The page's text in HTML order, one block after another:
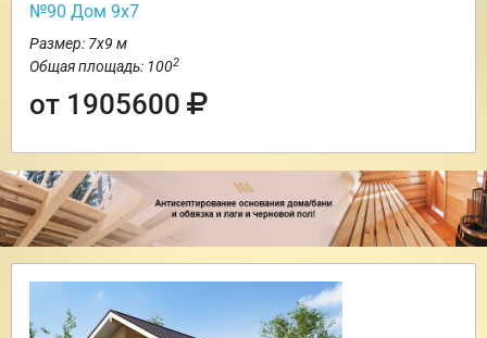
№90 Дом 9х7
Размер: 7х9 м
Общая площадь: 1002
от 1905600